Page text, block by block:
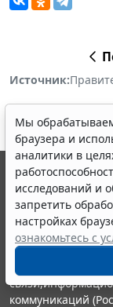
Источник:
Мы
браузера и
аналитики в
исследований и
запретить
настройках
ознакомьтесь с
© ООО "НПП
выпускается с
являются
информации
Портал ГАРАНТ.РУ
издания
коммуникаций